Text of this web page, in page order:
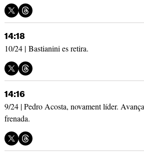
14:18
10/24 | Bastianini es retira.
14:16
9/24 | Pedro Acosta, novament líder.
frenada.